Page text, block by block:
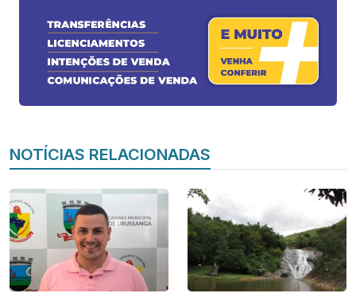
NOTÍCIAS RELACIONADAS